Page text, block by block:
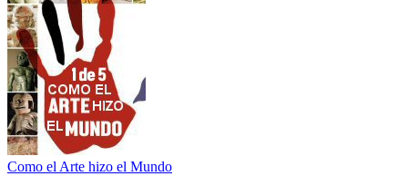
Como el Arte hizo el Mundo